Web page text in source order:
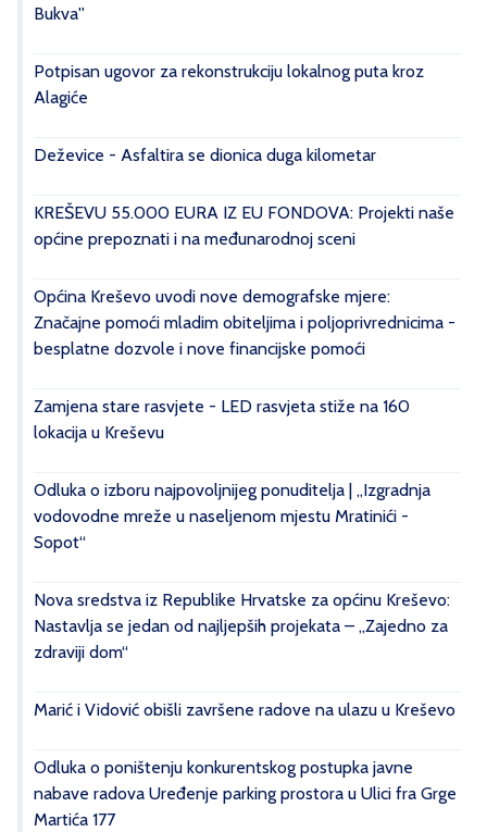
Bukva''
Potpisan ugovor za rekonstrukciju lokalnog puta kroz
Alagiće
Deževice - Asfaltira se dionica duga kilometar
KREŠEVU 55.000 EURA IZ EU FONDOVA: Projekti naše
općine prepoznati i na međunarodnoj sceni
Općina Kreševo uvodi nove demografske mjere:
Značajne pomoći mladim obiteljima i poljoprivrednicima -
besplatne dozvole i nove financijske pomoći
Zamjena stare rasvjete - LED rasvjeta stiže na 160
lokacija u Kreševu
Odluka o izboru najpovoljnijeg ponuditelja | „Izgradnja
vodovodne mreže u naseljenom mjestu Mratinići -
Sopot“
Nova sredstva iz Republike Hrvatske za općinu Kreševo:
Nastavlja se jedan od najljepših projekata – „Zajedno za
zdraviji dom“
Marić i Vidović obišli završene radove na ulazu u Kreševo
Odluka o poništenju konkurentskog postupka javne
nabave radova Uređenje parking prostora u Ulici fra Grge
Martića 177